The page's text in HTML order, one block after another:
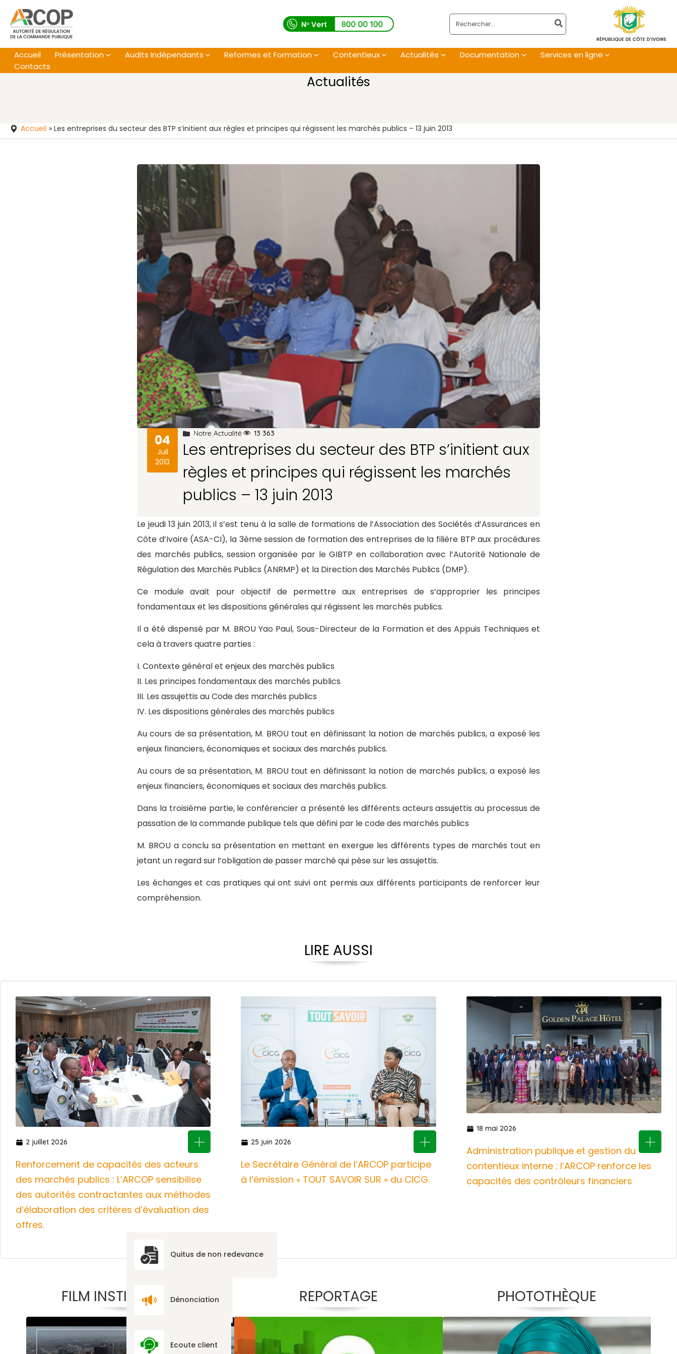
contenu
Rechercher:
Accueil Présentation Audits Indépendants Reformes et Formation Contentieux Actualités Documentation
Services en ligne
Contacts
Actualités
Accueil » Les entreprises du secteur des BTP s’initient aux règles et principes qui régissent les marchés publics – 13 juin 2013
04
Juil
2013
Notre Actualité 13 363
Les entreprises du secteur des BTP s’initient aux
règles et principes qui régissent les marchés
publics – 13 juin 2013
Le jeudi 13 juin 2013, il s’est tenu à la salle de formations de l’Association des Sociétés d’Assurances en
Côte d’Ivoire (ASA-CI), la 3ème session de formation des entreprises de la filière BTP aux procédures
des marchés publics, session organisée par le GIBTP en collaboration avec l’Autorité Nationale de
Régulation des Marchés Publics (ANRMP) et la Direction des Marchés Publics (DMP).
Ce module avait pour objectif de permettre aux entreprises de s’approprier les principes
fondamentaux et les dispositions générales qui régissent les marchés publics.
Il a été dispensé par M. BROU Yao Paul, Sous-Directeur de la Formation et des Appuis Techniques et
cela à travers quatre parties :
I. Contexte général et enjeux des marchés publics
II. Les principes fondamentaux des marchés publics
III. Les assujettis au Code des marchés publics
IV. Les dispositions générales des marchés publics
Au cours de sa présentation, M. BROU tout en définissant la notion de marchés publics, a exposé les
enjeux financiers, économiques et sociaux des marchés publics.
Au cours de sa présentation, M. BROU tout en définissant la notion de marchés publics, a exposé les
enjeux financiers, économiques et sociaux des marchés publics.
Dans la troisième partie, le conférencier a présenté les différents acteurs assujettis au processus de
passation de la commande publique tels que défini par le code des marchés publics
M. BROU a conclu sa présentation en mettant en exergue les différents types de marchés tout en
jetant un regard sur l’obligation de passer marché qui pèse sur les assujettis.
Les échanges et cas pratiques qui ont suivi ont permis aux différents participants de renforcer leur
compréhension.
LIRE AUSSI
2 juillet 2026
Renforcement de capacités des acteurs
des marchés publics : L’ARCOP sensibilise
des autorités contractantes aux méthodes
d’élaboration des critères d’évaluation des
offres.
25 juin 2026
Le Secrétaire Général de l’ARCOP participe
à l’émission « TOUT SAVOIR SUR » du CICG.
18 mai 2026
Administration publique et gestion du
contentieux interne : l’ARCOP renforce les
capacités des contrôleurs financiers
FILM INSTITUTIONNEL REPORTAGE PHOTOTHÈQUE
Quitus de non redevance
Dénonciation
Ecoute client